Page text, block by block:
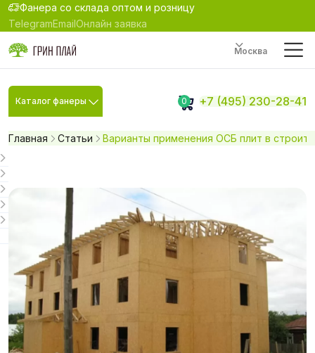
Фанера со склада оптом и розницу
TelegramEmailОнлайн заявка
Москва
Каталог фанеры 0 +7 (495) 230-28-41
Главная Статьи Варианты применения ОСБ плит в